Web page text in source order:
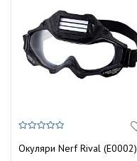
з
5
Окуляри Nerf Rival (E0002)